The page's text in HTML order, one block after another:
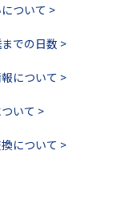
ついて >
での日数 >
について >
いて >
について >